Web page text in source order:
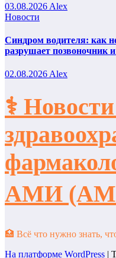
03.08.2026 Alex
Новости
Синдром водителя: как
разрушает позвоночник
02.08.2026Alex
⚕️
АМИ
🏥 Всё что нужно знать,
На платформе WordPress |